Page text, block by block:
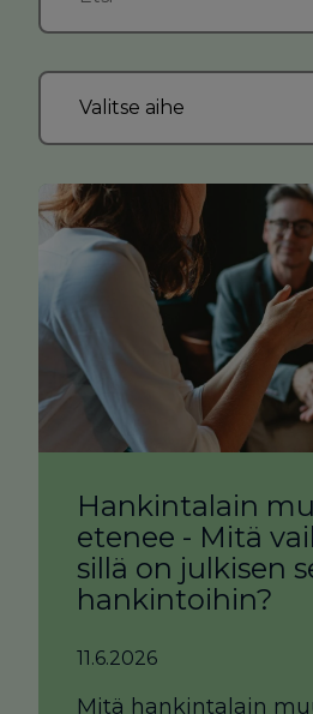
Hankintalain
etenee - Mitä
sillä on julkisen
hankintoihin?
11.6.2026
Mitä hankintalain